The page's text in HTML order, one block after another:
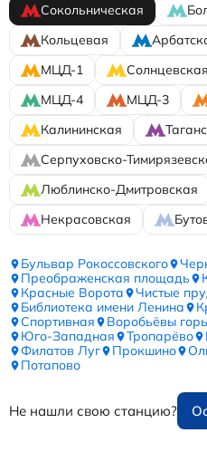
Сокольническая
Кольцевая
МЦД-1
Солнцевская
МЦД-4
МЦД-3
Калининская
Серпуховско-
Люблинско-Дмитровская
Некрасовская
Бульвар Рокоссовского
Преображенская площадь
Красные Ворота
Чистые
Библиотека имени Ленина
Спортивная
Воробьёвы
Юго-Западная
Тропарёво
Филатов Луг
Прокшино
Потапово
Не нашли свою станцию?